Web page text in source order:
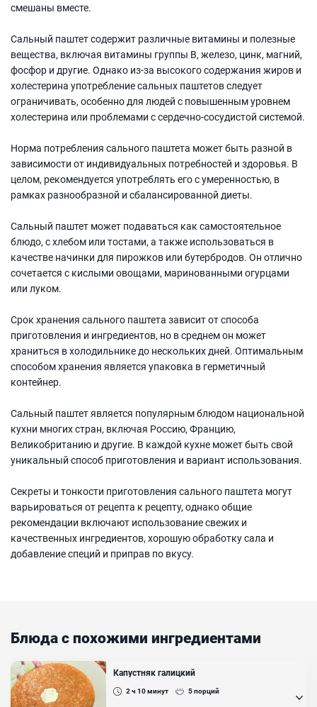
смешаны вместе.
Сальный паштет содержит различные витамины и полезные
вещества, включая витамины группы В, железо, цинк, магний,
фосфор и другие. Однако из-за высокого содержания жиров и
холестерина употребление сальных паштетов следует
ограничивать, особенно для людей с повышенным уровнем
холестерина или проблемами с сердечно-сосудистой системой.
Норма потребления сального паштета может быть разной в
зависимости от индивидуальных потребностей и здоровья. В
целом, рекомендуется употреблять его с умеренностью, в
рамках разнообразной и сбалансированной диеты.
Сальный паштет может подаваться как самостоятельное
блюдо, с хлебом или тостами, а также использоваться в
качестве начинки для пирожков или бутербродов. Он отлично
сочетается с кислыми овощами, маринованными огурцами
или луком.
Срок хранения сального паштета зависит от способа
приготовления и ингредиентов, но в среднем он может
храниться в холодильнике до нескольких дней. Оптимальным
способом хранения является упаковка в герметичный
контейнер.
Сальный паштет является популярным блюдом национальной
кухни многих стран, включая Россию, Францию,
Великобританию и другие. В каждой кухне может быть свой
уникальный способ приготовления и вариант использования.
Секреты и тонкости приготовления сального паштета могут
варьироваться от рецепта к рецепту, однако общие
рекомендации включают использование свежих и
качественных ингредиентов, хорошую обработку сала и
добавление специй и приправ по вкусу.
Блюда с похожими ингредиентами
Капустняк галицкий
2 ч 10минут 5порций